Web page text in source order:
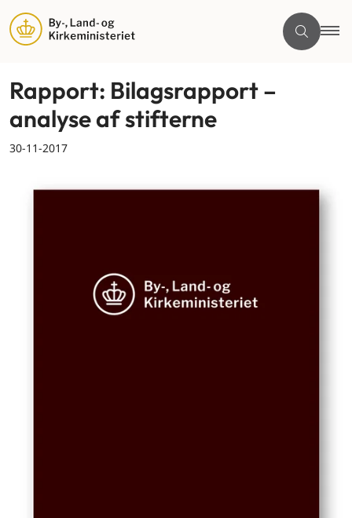
Rapport: Bilagsrapport –
analyse af stifterne
30-11-2017